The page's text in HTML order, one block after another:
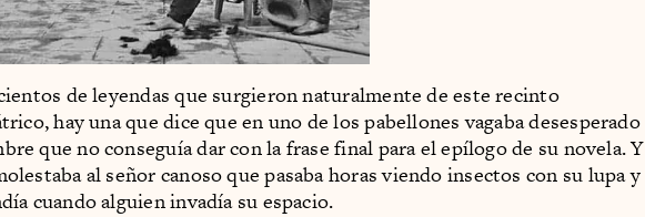
de leyendas que surgieron naturalmente de este recinto
hay una que dice que en uno de los pabellones vagaba desesperado
que no conseguía dar con la frase final para el epílogo de su novela. Y
al señor canoso que pasaba horas viendo insectos con su lupa y
cuando alguien invadía su espacio.